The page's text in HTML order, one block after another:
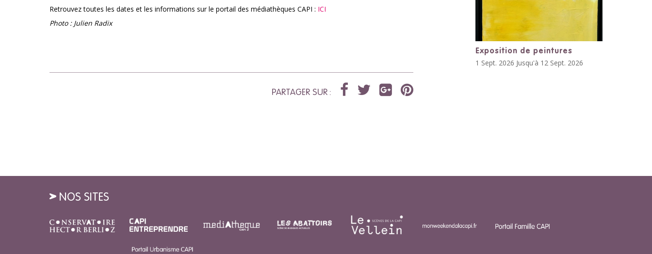
Retrouvez toutes les dates et les informations sur le portail des médiathèques CAPI : ICI
Photo : Julien Radix
PARTAGER SUR :
Exposition de peintures
1 Sept. 2026 Jusqu'à 12 Sept. 2026
NOS SITES